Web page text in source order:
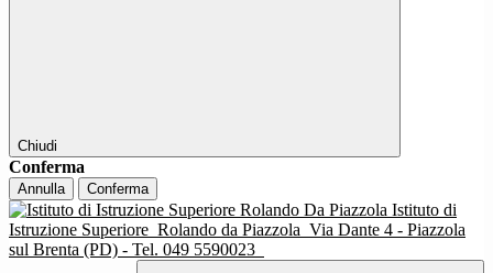
Chiudi
Conferma
Annulla Conferma
Istituto di
Istruzione Superiore Rolando da Piazzola Via Dante 4 - Piazzola
sul Brenta (PD) - Tel. 049 5590023